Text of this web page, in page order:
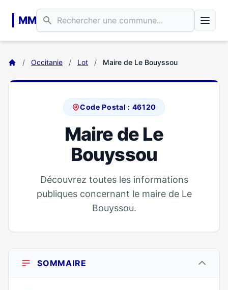
MM
/ Occitanie / Lot / Maire de Le Bouyssou
Code Postal : 46120
Maire de Le
Bouyssou
Découvrez toutes les informations
publiques concernant le maire de Le
Bouyssou.
SOMMAIRE